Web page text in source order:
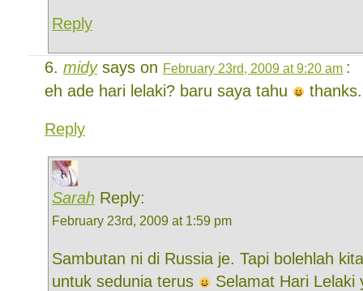
Reply
midysays on February 23rd, 2009 at 9:20 am :
eh ade hari lelaki? baru saya tahu
thanks.
Reply
Sarah Reply:
February 23rd, 2009 at 1:59 pm
Sambutan ni di Russia je. Tapi bolehlah
untuk sedunia terus
Selamat Hari Lelaki